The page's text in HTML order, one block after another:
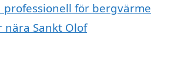
professionell för bergvärme
nära Sankt Olof